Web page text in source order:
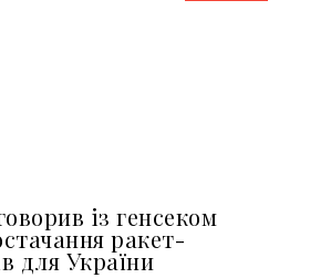
із генсеком
ракет-
для України